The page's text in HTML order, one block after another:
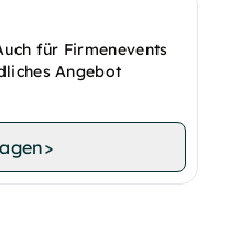
für Firmenevents
Angebot
>